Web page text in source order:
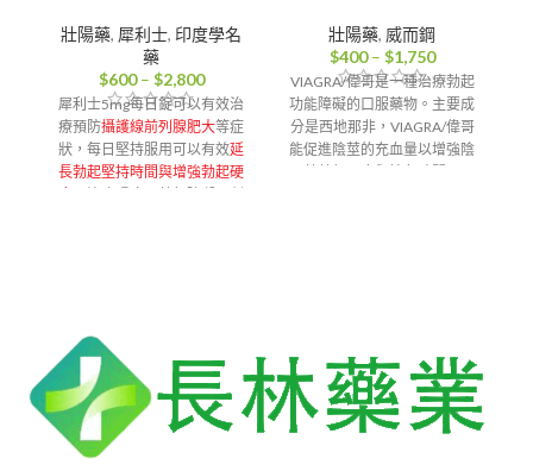
壯陽藥, 犀利士, 印度學名
藥
$600 – $2,800價
格
範
圍：
$600
到
犀利士5mg每日錠可以有效治
療預防攝護線前列腺肥大等症
狀，每日堅持服用可以有效延
長勃起堅持時間與增強勃起硬
壯陽藥, 威而鋼
$400 – $1,750價
格
範
圍：
$400
到
VIAGRA/偉哥是一種治療勃起
功能障礙的口服藥物。主要成
分是西地那非，VIAGRA/偉哥
能促進陰莖的充血量以增強陰